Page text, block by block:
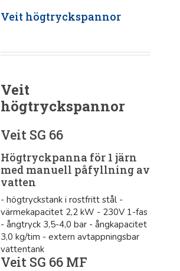
Veit högtryckspannor
Veit
högtryckspannor
Veit SG 66
Högtryckpanna för 1 järn
med manuell påfyllning av
vatten
- högtryckstank i rostfritt stål -
värmekapacitet 2,2 kW - 230V 1-fas
- ångtryck 3,5-4,0 bar - ångkapacitet
3,0 kg/tim - extern avtappningsbar
vattentank
Veit SG 66 MF